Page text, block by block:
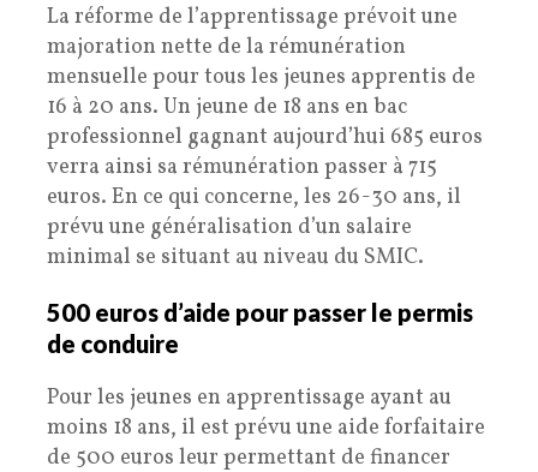
La réforme de l’apprentissage prévoit une
majoration nette de la rémunération
mensuelle pour tous les jeunes apprentis de
16 à 20 ans. Un jeune de 18 ans en bac
professionnel gagnant aujourd’hui 685 euros
verra ainsi sa rémunération passer à 715
euros. En ce qui concerne, les 26-30 ans, il
prévu une généralisation d’un salaire
minimal se situant au niveau du SMIC.
500 euros d’aide pour passer le permis
de conduire
Pour les jeunes en apprentissage ayant au
moins 18 ans, il est prévu une aide forfaitaire
de 500 euros leur permettant de financer